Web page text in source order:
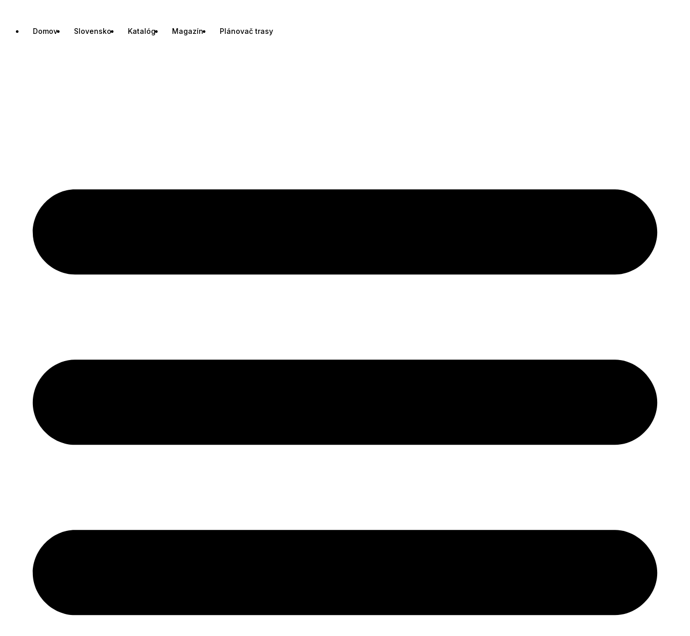
Domov Slovensko Katalóg Magazín Plánovač trasy